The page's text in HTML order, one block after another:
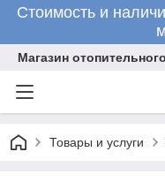
Стоимость и
Магазин
Товары и услуги